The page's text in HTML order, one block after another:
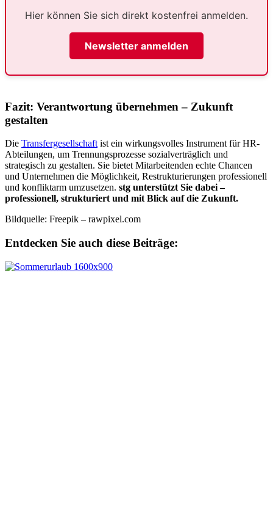
Hier können Sie sich direkt kostenfrei anmelden.
Newsletter anmelden
Fazit: Verantwortung übernehmen – Zukunft
gestalten
Die Transfergesellschaft ist ein wirkungsvolles Instrument für HR-
Abteilungen, um Trennungsprozesse sozialverträglich und
strategisch zu gestalten. Sie bietet Mitarbeitenden echte Chancen
und Unternehmen die Möglichkeit, Restrukturierungen professionell
und konfliktarm umzusetzen. stg unterstützt Sie dabei –
professionell, strukturiert und mit Blick auf die Zukunft.
Bildquelle: Freepik – rawpixel.com
Entdecken Sie auch diese Beiträge: